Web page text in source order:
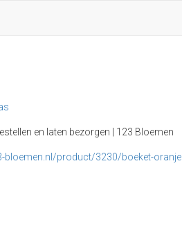
en laten bezorgen | 123 Bloemen
bloemen.nl/product/3230/boeket-oranje